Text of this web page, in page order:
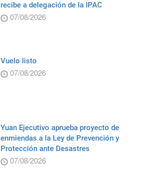
recibe a delegación de la IPAC
07/08/2026
Vuelo listo
07/08/2026
Yuan Ejecutivo aprueba proyecto de
enmiendas a la Ley de Prevención y
Protección ante Desastres
07/08/2026